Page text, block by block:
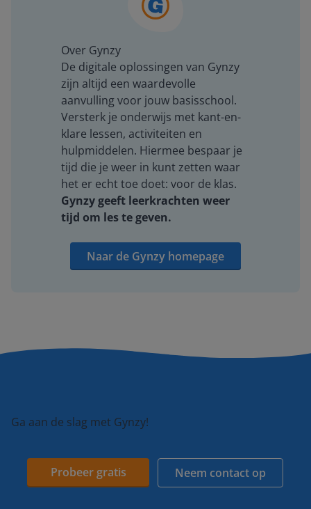
Over Gynzy
De digitale oplossingen van Gynzy
zijn altijd een waardevolle
aanvulling voor jouw basisschool.
Versterk je onderwijs met kant-en-
klare lessen, activiteiten en
hulpmiddelen. Hiermee bespaar je
tijd die je weer in kunt zetten waar
het er echt toe doet: voor de klas.
Gynzy geeft leerkrachten weer
tijd om les te geven.
Naar de Gynzy homepage
Ga aan de slag met Gynzy!
Probeer gratis Neem contact op